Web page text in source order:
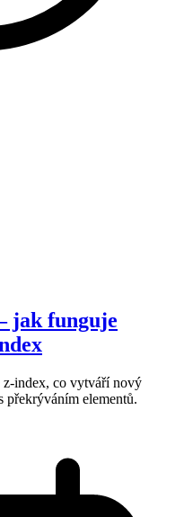
jak funguje
z-index, co vytváří nový
překrýváním elementů.